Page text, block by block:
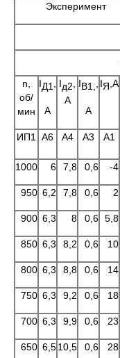
Эксперимент
n,
об/
мин
IД1
А
Iд2
А
IВ1,
A
IЯ ,A
ИП1 А6 А4 А3 А1
1000 6 7,8 0,6 -4
950 6,2 7,8 0,6 2
900 6,3 8 0,6 5,8
850 6,3 8,2 0,6 10
800 6,3 8,8 0,6 14
750 6,3 9,2 0,6 18
700 6,3 9,9 0,6 23
650 6,510,5 0,6 28